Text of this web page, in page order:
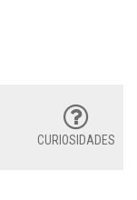
CURIOSIDADES